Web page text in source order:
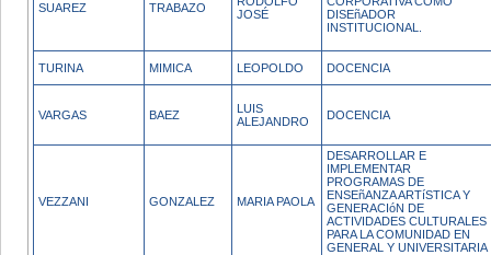
SUAREZ TRABAZO
JOSÉ
DISEñADOR
INSTITUCIONAL.
TURINA MIMICA LEOPOLDO DOCENCIA
VARGAS BAEZ
LUIS
ALEJANDRO
DOCENCIA
VEZZANI GONZALEZ MARIA PAOLA
DESARROLLAR E
IMPLEMENTAR
PROGRAMAS DE
ENSEñANZA ARTíSTICA Y
GENERACIóN DE
ACTIVIDADES CULTURALES
PARA LA COMUNIDAD EN
GENERAL Y UNIVERSITARIA